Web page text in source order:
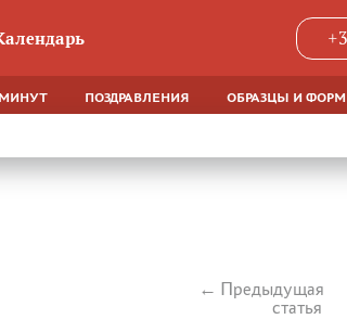
МИНУТ ПОЗДРАВЛЕНИЯ ОБРАЗЦЫ И
Предыдущая
статья